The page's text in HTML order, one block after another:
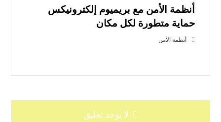
أنظمة الأمن مع بريميوم إلكترونيكس
حماية متطورة لكل مكان
أنظمة الأمن
لا يوجد تعليق